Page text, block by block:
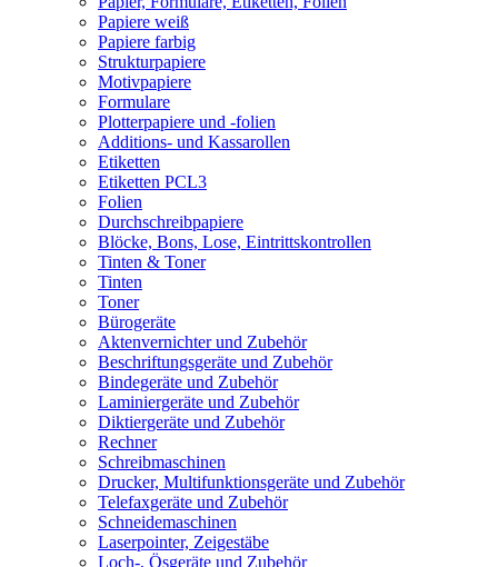
Papiere weiß
Papiere farbig
Strukturpapiere
Motivpapiere
Formulare
Plotterpapiere und -folien
Additions- und Kassarollen
Etiketten
Etiketten PCL3
Folien
Durchschreibpapiere
Blöcke, Bons, Lose, Eintrittskontrollen
Tinten & Toner
Tinten
Toner
Bürogeräte
Aktenvernichter und Zubehör
Beschriftungsgeräte und Zubehör
Bindegeräte und Zubehör
Laminiergeräte und Zubehör
Diktiergeräte und Zubehör
Rechner
Schreibmaschinen
Drucker, Multifunktionsgeräte und Zubehör
Telefaxgeräte und Zubehör
Schneidemaschinen
Laserpointer, Zeigestäbe
Loch-, Ösgeräte und Zubehör